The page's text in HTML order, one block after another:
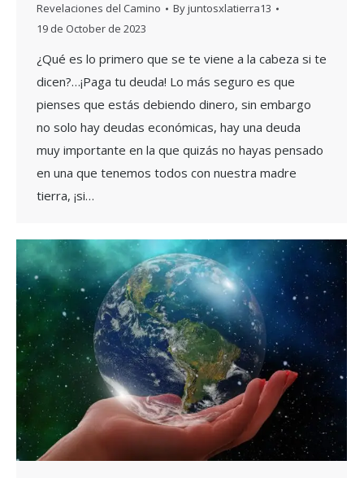
Revelaciones del Camino Byjuntosxlatierra13
19 de October de 2023
¿Qué es lo primero que se te viene a la cabeza si te
dicen?…¡Paga tu deuda! Lo más seguro es que
pienses que estás debiendo dinero, sin embargo
no solo hay deudas económicas, hay una deuda
muy importante en la que quizás no hayas pensado
en una que tenemos todos con nuestra madre
tierra, ¡si…